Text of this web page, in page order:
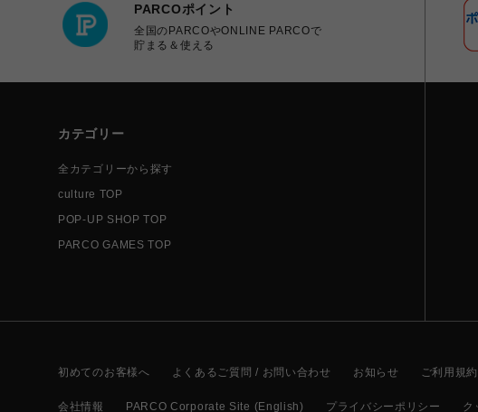
PARCOポイント
全国のPARCOやONLINE PARCOで
貯まる＆使える
カテゴリー
全カテゴリーから探す
culture TOP
POP-UP SHOP TOP
PARCO GAMES TOP
初めてのお客様へ よくあるご質問 / お問い合わせ お知らせ ご利用規約
会社情報 PARCO Corporate Site (English) プライバシーポリシー ク